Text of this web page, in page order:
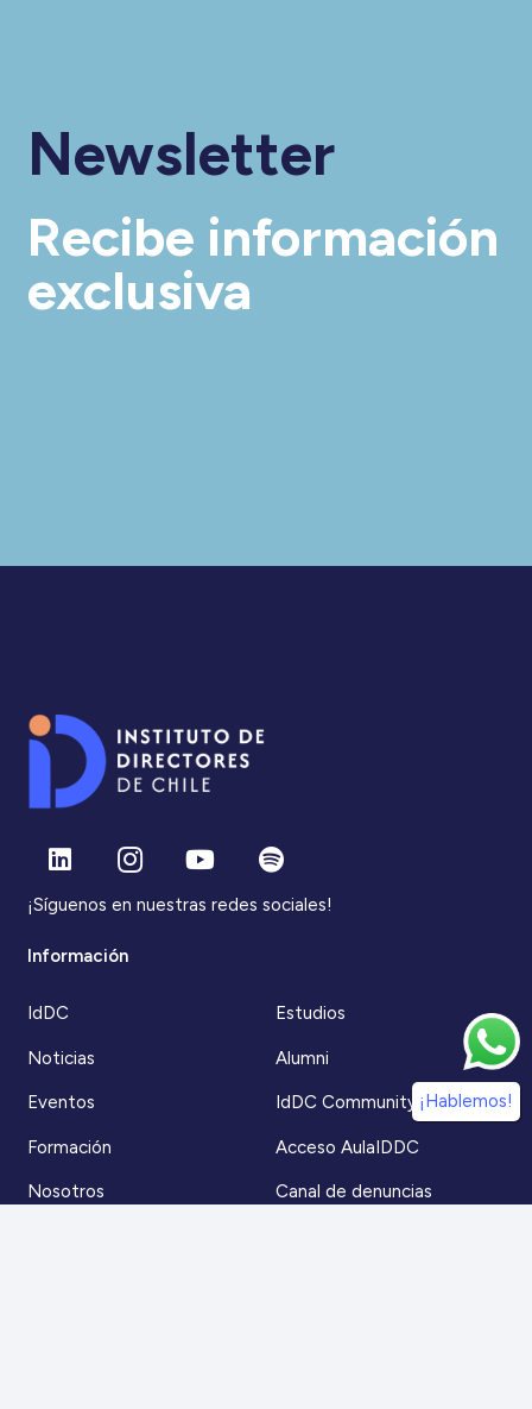
Newsletter
Recibe información
exclusiva
¡Síguenos en nuestras redes sociales!
Información
IdDC
Noticias
Eventos
Formación
Nosotros
Estudios
Alumni
IdDC Community
Acceso AulaIDDC
Canal de denuncias
¡Hablemos!